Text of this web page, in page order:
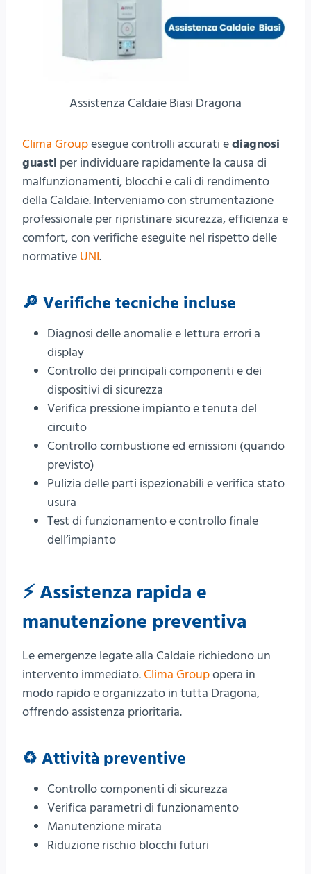
Assistenza Caldaie Biasi Dragona
Clima Groupesegue controlli accurati ediagnosi
guasti per individuare rapidamente la causa di
malfunzionamenti, blocchi e cali di rendimento
della Caldaie. Interveniamo con strumentazione
professionale per ripristinare sicurezza, efficienza e
comfort, con verifiche eseguite nel rispetto delle
normative UNI.
🔎 Verifiche tecniche incluse
Diagnosi delle anomalie e lettura errori a
display
Controllo dei principali componenti e dei
dispositivi di sicurezza
Verifica pressione impianto e tenuta del
circuito
Controllo combustione ed emissioni (quando
previsto)
Pulizia delle parti ispezionabili e verifica stato
usura
Test di funzionamento e controllo finale
dell’impianto
⚡ Assistenza rapida e
manutenzione preventiva
Le emergenze legate alla Caldaie richiedono un
intervento immediato.Clima Groupopera in
modo rapido e organizzato in tutta Dragona,
offrendo assistenza prioritaria.
♻️ Attività preventive
Controllo componenti di sicurezza
Verifica parametri di funzionamento
Manutenzione mirata
Riduzione rischio blocchi futuri